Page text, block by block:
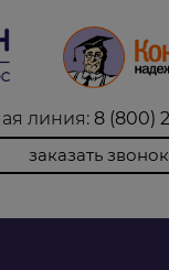
линия: 8 (800)
заказать звонок